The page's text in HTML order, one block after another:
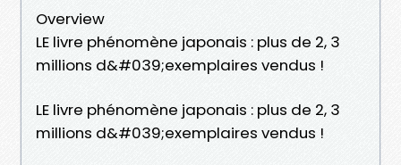
Overview
LE livre phénomène japonais : plus de 2, 3
millions d&#039;exemplaires vendus !
LE livre phénomène japonais : plus de 2, 3
millions d&#039;exemplaires vendus !